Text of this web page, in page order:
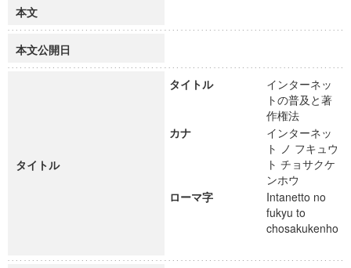
本文
本文公開日
タイトル
タイトル
インターネッ
トの普及と著
作権法
カナ
インターネッ
ト ノ フキュウ
ト チョサクケ
ンホウ
ローマ字
Intanetto no
fukyu to
chosakukenho